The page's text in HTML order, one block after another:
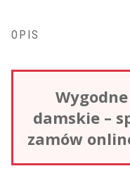
OPIS
damskie –
zamów